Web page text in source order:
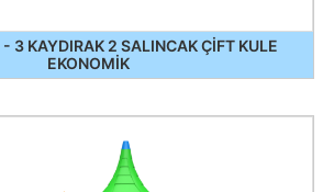
- 3 KAYDIRAK 2 SALINCAK ÇİFT KULE
EKONOMİK